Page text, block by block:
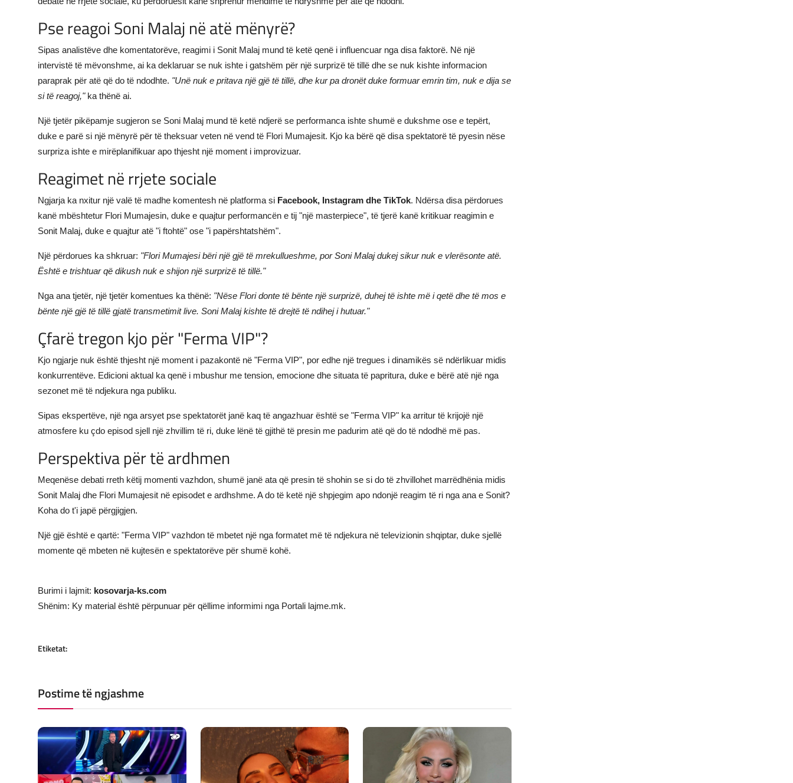
Pse reagoi Soni Malaj në atë mënyrë?
Sipas analistëve dhe komentatorëve, reagimi i Sonit Malaj mund të ketë qenë i influencuar nga disa faktorë. Në një
intervistë të mëvonshme, ai ka deklaruar se nuk ishte i gatshëm për një surprizë të tillë dhe se nuk kishte informacion
paraprak për atë që do të ndodhte. "Unë nuk e pritava një gjë të tillë, dhe kur pa dronët duke formuar emrin tim, nuk e dija se
si të reagoj,"ka thënë ai.
Një tjetër pikëpamje sugjeron se Soni Malaj mund të ketë ndjerë se performanca ishte shumë e dukshme ose e tepërt,
duke e parë si një mënyrë për të theksuar veten në vend të Flori Mumajesit. Kjo ka bërë që disa spektatorë të pyesin nëse
surpriza ishte e mirëplanifikuar apo thjesht një moment i improvizuar.
Reagimet në rrjete sociale
Ngjarja ka nxitur një valë të madhe komentesh në platforma si Facebook, Instagram dhe TikTok. Ndërsa disa përdorues
kanë mbështetur Flori Mumajesin, duke e quajtur performancën e tij "një masterpiece", të tjerë kanë kritikuar reagimin e
Sonit Malaj, duke e quajtur atë "i ftohtë" ose "i papërshtatshëm".
Një përdorues ka shkruar: "Flori Mumajesi bëri një gjë të mrekullueshme, por Soni Malaj dukej sikur nuk e vlerësonte atë.
Është e trishtuar që dikush nuk e shijon një surprizë të tillë."
Nga ana tjetër, një tjetër komentues ka thënë: "Nëse Flori donte të bënte një surprizë, duhej të ishte më i qetë dhe të mos e
bënte një gjë të tillë gjatë transmetimit live. Soni Malaj kishte të drejtë të ndihej i hutuar."
Çfarë tregon kjo për "Ferma VIP"?
Kjo ngjarje nuk është thjesht një moment i pazakontë në "Ferma VIP", por edhe një tregues i dinamikës së ndërlikuar midis
konkurrentëve. Edicioni aktual ka qenë i mbushur me tension, emocione dhe situata të papritura, duke e bërë atë një nga
sezonet më të ndjekura nga publiku.
Sipas ekspertëve, një nga arsyet pse spektatorët janë kaq të angazhuar është se "Ferma VIP" ka arritur të krijojë një
atmosfere ku çdo episod sjell një zhvillim të ri, duke lënë të gjithë të presin me padurim atë që do të ndodhë më pas.
Perspektiva për të ardhmen
Meqenëse debati rreth këtij momenti vazhdon, shumë janë ata që presin të shohin se si do të zhvillohet marrëdhënia midis
Sonit Malaj dhe Flori Mumajesit në episodet e ardhshme. A do të ketë një shpjegim apo ndonjë reagim të ri nga ana e Sonit?
Koha do t'i japë përgjigjen.
Një gjë është e qartë: "Ferma VIP" vazhdon të mbetet një nga formatet më të ndjekura në televizionin shqiptar, duke sjellë
momente që mbeten në kujtesën e spektatorëve për shumë kohë.
Burimi i lajmit: kosovarja-ks.com
Shënim: Ky material është përpunuar për qëllime informimi nga Portali lajme.mk.
Etiketat:
Postime të ngjashme